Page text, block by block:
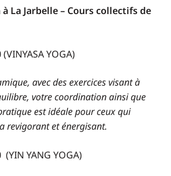
à La Jarbelle – Cours collectifs de
YOGA)
avec des exercices visant à
votre coordination ainsi que
est idéale pour ceux qui
revigorant et énergisant.
YANG YOGA)